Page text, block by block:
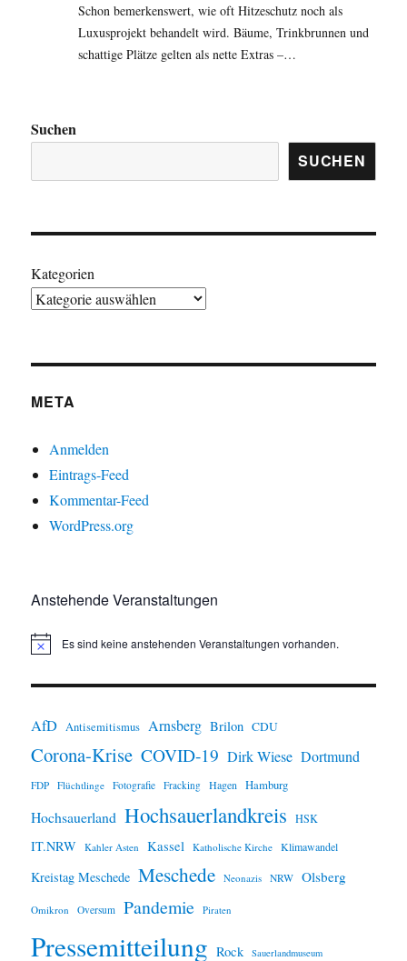
Schon bemerkenswert, wie oft Hitzeschutz noch als
Luxusprojekt behandelt wird. Bäume, Trinkbrunnen und
schattige Plätze gelten als nette Extras –…
Suchen
SUCHEN
Kategorien
META
Anmelden
Eintrags-Feed
Kommentar-Feed
WordPress.org
Anstehende Veranstaltungen
H
Es sind keine anstehenden Veranstaltungen vorhanden.
AfD Antisemitismus Arnsberg Brilon CDU
Corona-Krise COVID-19 Dirk Wiese Dortmund
FDP Flüchtlinge Fotografie Fracking Hagen Hamburg
Hochsauerland Hochsauerlandkreis HSK
IT.NRW Kahler Asten Kassel Katholische Kirche Klimawandel
Kreistag Meschede Meschede Neonazis NRW Olsberg
Omikron Oversum Pandemie Piraten
Pressemitteilung Rock Sauerlandmuseum